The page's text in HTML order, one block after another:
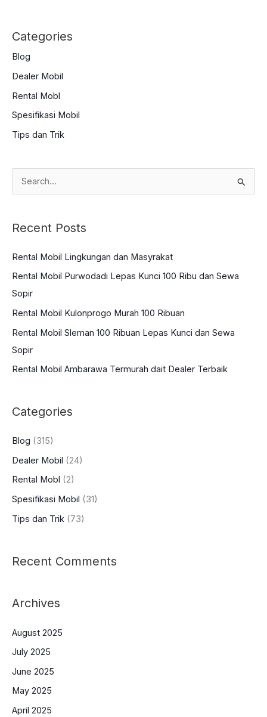
Categories
Blog
Dealer Mobil
Rental Mobl
Spesifikasi Mobil
Tips dan Trik
e
r
h
f
o
r
:
Recent Posts
Rental Mobil Lingkungan dan Masyrakat
Rental Mobil Purwodadi Lepas Kunci 100 Ribu dan Sewa
Sopir
Rental Mobil Kulonprogo Murah 100 Ribuan
Rental Mobil Sleman 100 Ribuan Lepas Kunci dan Sewa
Sopir
Rental Mobil Ambarawa Termurah dait Dealer Terbaik
Categories
Blog (315)
Dealer Mobil (24)
Rental Mobl (2)
Spesifikasi Mobil (31)
Tips dan Trik (73)
Recent Comments
Archives
August 2025
July 2025
June 2025
May 2025
April 2025